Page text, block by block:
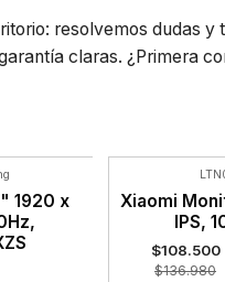
resolvemos dudas
claras. ¿Primera
1920 x
-21%
OFF
Xiaomi
IPS,
$108.500
$136.980